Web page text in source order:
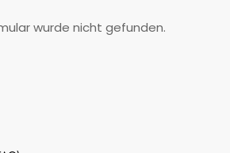
wurde nicht gefunden.